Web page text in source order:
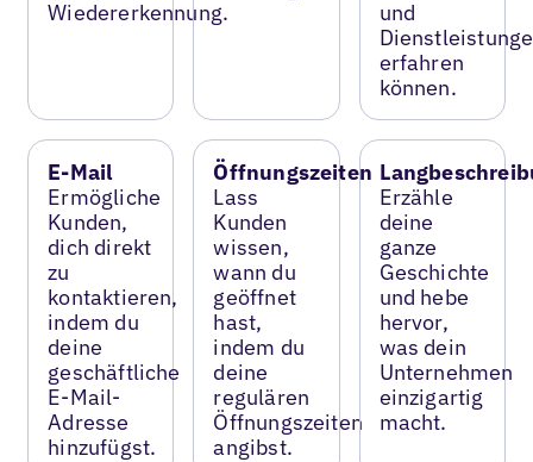
Wiedererkennung.
und
erfahren
können.
E-Mail
Ermögliche
Kunden,
dich direkt
zu
kontaktieren,
indem du
deine
geschäftliche
E-Mail-
Adresse
hinzufügst.
Öffnungszeiten
Lass
Kunden
wissen,
wann du
geöffnet
hast,
indem du
deine
regulären
Öffnungszeiten
angibst.
Erzähle
deine
ganze
Geschichte
und hebe
hervor,
was dein
Unternehmen
einzigartig
macht.